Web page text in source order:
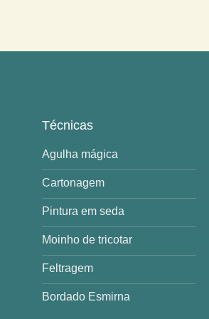
Técnicas
Agulha mágica
Cartonagem
Pintura em seda
Moinho de tricotar
Feltragem
Bordado Esmirna